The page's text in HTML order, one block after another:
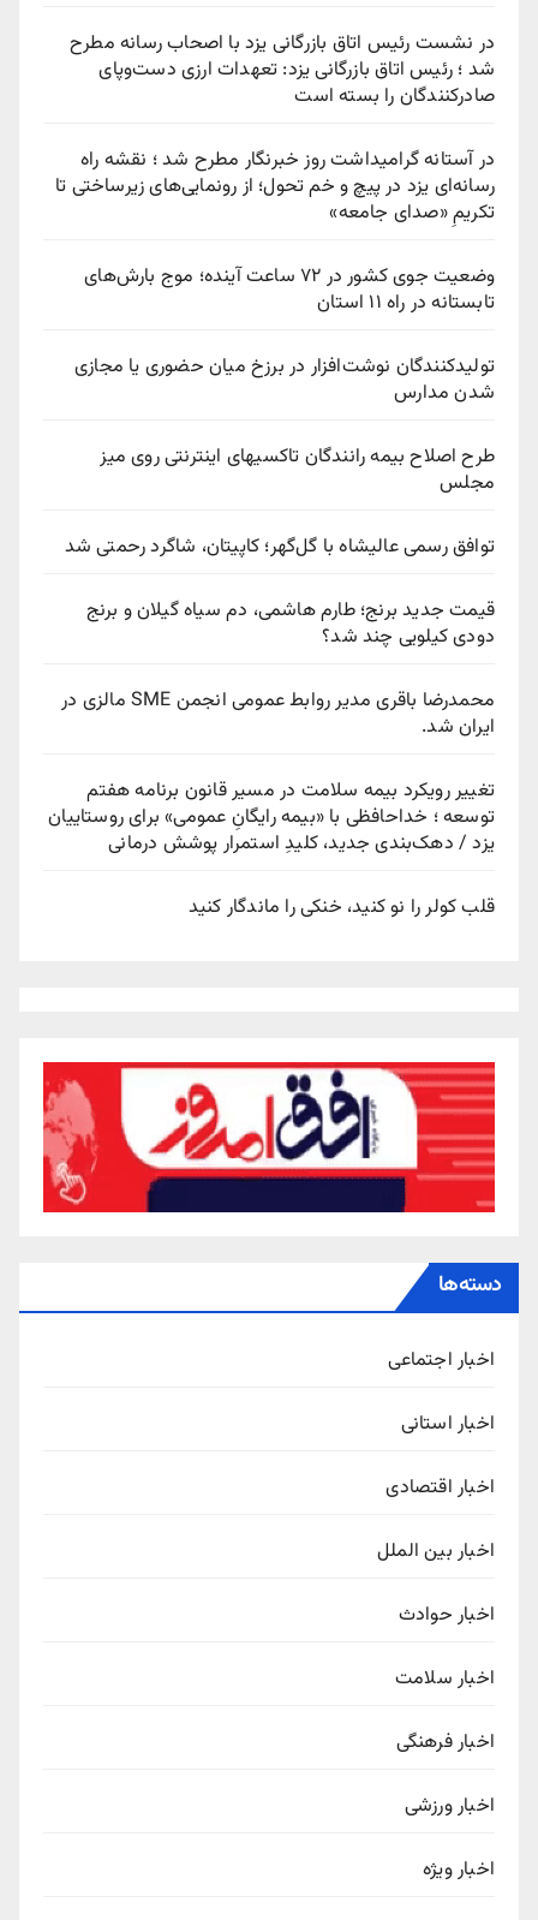
در نشست رئیس اتاق بازرگانی یزد با اصحاب رسانه مطرح
شد ؛ رئیس اتاق بازرگانی یزد: تعهدات ارزی دست‌وپای
صادرکنندگان را بسته است
در آستانه گرامیداشت روز خبرنگار مطرح شد ؛ نقشه راه
رسانه‌ای یزد در پیچ‌ و خم تحول؛ از رونمایی‌های زیرساختی تا
تکریمِ «صدای جامعه»
وضعیت جوی کشور در ۷۲ ساعت آینده؛ موج بارش‌های
تابستانه در راه ۱۱ استان
تولیدکنندگان نوشت‌افزار در برزخ میان حضوری یا مجازی
شدن مدارس
طرح اصلاح بیمه رانندگان تاکسیهای اینترنتی روی میز
مجلس
توافق رسمی عالیشاه با گل‌گهر؛ کاپیتان، شاگرد رحمتی شد
قیمت جدید برنج؛ طارم هاشمی، دم سیاه گیلان و برنج
دودی کیلویی چند شد؟
محمدرضا باقری مدیر روابط عمومی انجمن SME مالزی در
ایران شد.
تغییر رویکرد بیمه سلامت در مسیر قانون برنامه هفتم
توسعه ؛ خداحافظی با «بیمه رایگانِ عمومی» برای روستاییان
یزد / دهک‌بندی جدید، کلیدِ استمرار پوشش درمانی
قلب کولر را نو کنید، خنکی را ماندگار کنید
دسته‌ها
اخبار اجتماعی
اخبار استانی
اخبار اقتصادی
اخبار بین الملل
اخبار حوادث
اخبار سلامت
اخبار فرهنگی
اخبار ورزشی
اخبار ویژه